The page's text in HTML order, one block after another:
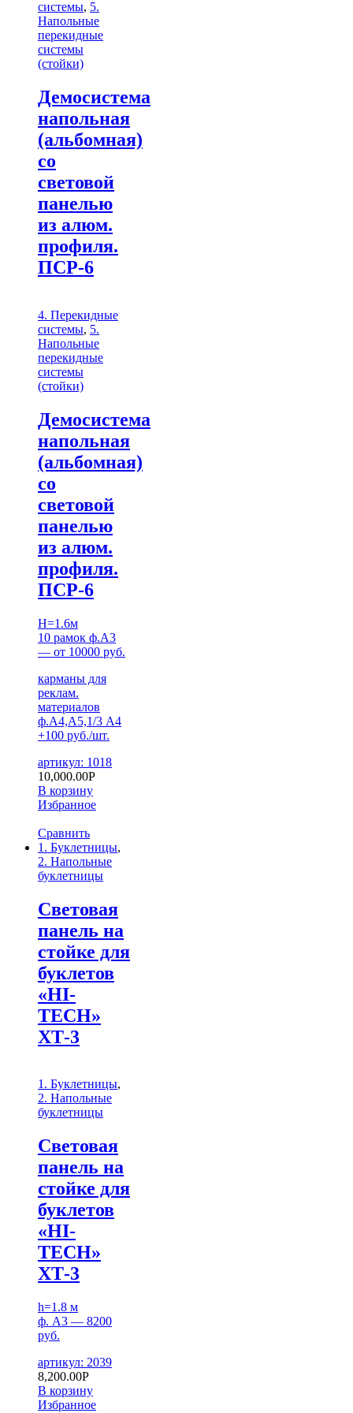
системы, 5.
Напольные
перекидные
системы
(стойки)
Демосистема
напольная
(альбомная)
со
световой
панелью
из алюм.
профиля.
ПСР-6
4. Перекидные
системы, 5.
Напольные
перекидные
системы
(стойки)
Демосистема
напольная
(альбомная)
со
световой
панелью
из алюм.
профиля.
ПСР-6
H=1.6м
10 рамок ф.А3
— от 10000 руб.
карманы для
реклам.
материалов
ф.А4,А5,1/3 А4
+100 руб./шт.
артикул: 1018
10,000.00Р
В корзину
Избранное
Сравнить
1. Буклетницы,
2. Напольные
буклетницы
Световая
панель на
стойке для
буклетов
«HI-
TECH»
ХТ-3
1. Буклетницы,
2. Напольные
буклетницы
Световая
панель на
стойке для
буклетов
«HI-
TECH»
ХТ-3
h=1.8 м
ф. А3 — 8200
руб.
артикул: 2039
8,200.00Р
В корзину
Избранное